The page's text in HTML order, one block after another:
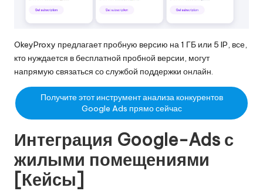
OkeyProxy предлагает пробную версию на 1 ГБ или 5 IP, все,
кто нуждается в бесплатной пробной версии, могут
напрямую связаться со службой поддержки онлайн.
Получите этот инструмент анализа конкурентов
Google Ads прямо сейчас
Интеграция Google-Ads с
жилыми помещениями
[Кейсы]